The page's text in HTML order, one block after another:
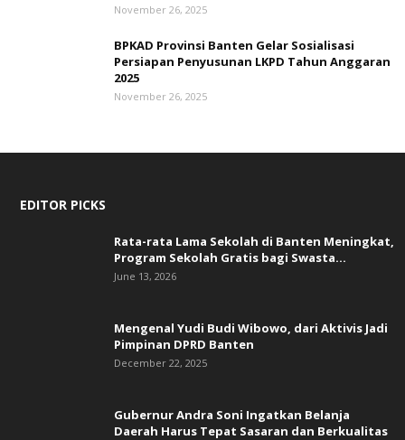
November 26, 2025
BPKAD Provinsi Banten Gelar Sosialisasi
Persiapan Penyusunan LKPD Tahun Anggaran
2025
November 26, 2025
EDITOR PICKS
Rata-rata Lama Sekolah di Banten Meningkat,
‎Program Sekolah Gratis bagi Swasta...
June 13, 2026
Mengenal Yudi Budi Wibowo, dari Aktivis Jadi
Pimpinan DPRD Banten
December 22, 2025
Gubernur Andra Soni Ingatkan Belanja
Daerah Harus Tepat Sasaran dan Berkualitas